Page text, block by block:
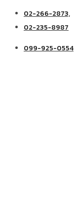
02-266-2873,
02-235-8987
099-925-0554